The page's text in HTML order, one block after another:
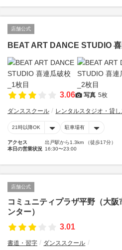
店舗公式
BEAT ART DANCE STUDIO
3.06 写真 5枚
ダンススクール レンタルスタジオ・貸
21時以降OK 駐車場有
アクセス
出戸駅から1.3km （徒歩17分）
本日の営業状況 16:30〜23:00
店舗公式
コミュニティプラザ平野（大阪
ンター）
3.01
書道・習字
ダンススクール